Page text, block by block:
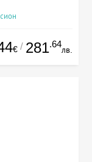
€ / 281.64
лв.